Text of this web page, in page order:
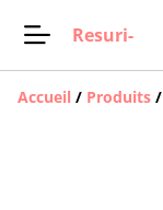
Resuri-
Accueil / Produits /